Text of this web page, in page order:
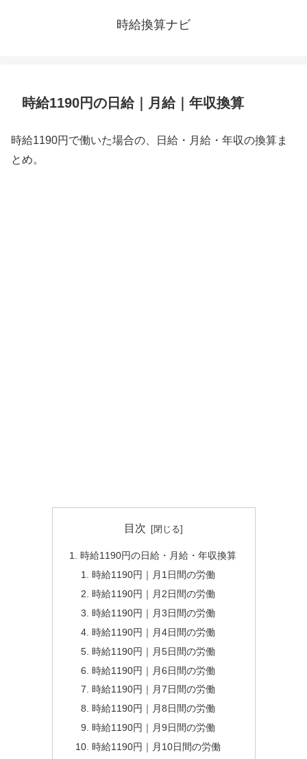
時給換算ナビ
時給1190円の日給｜月給｜年収換算
時給1190円で働いた場合の、日給・月給・年収の換算ま
とめ。
目次
時給1190円の日給・月給・年収換算
時給1190円｜月1日間の労働
時給1190円｜月2日間の労働
時給1190円｜月3日間の労働
時給1190円｜月4日間の労働
時給1190円｜月5日間の労働
時給1190円｜月6日間の労働
時給1190円｜月7日間の労働
時給1190円｜月8日間の労働
時給1190円｜月9日間の労働
時給1190円｜月10日間の労働